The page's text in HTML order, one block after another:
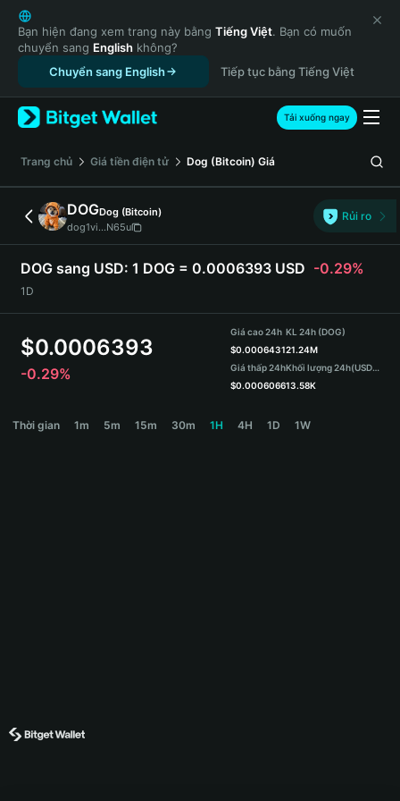
English
日本語
Tiếng Việt
Русский
Español (Latinoamérica)
Türkçe
Français
Deutsch
简体中文
繁體中文
Português (Portugal)
Bahasa Indonesia
ภาษาไทย
हिन्दी
Español
Português (Brasil)
Bạn hiện đang xem trang này bằng Tiếng Việt. Bạn có muốn
chuyển sang English không?
Chuyển sang English
Tiếp tục bằng Tiếng Việt
Tải xuống ngay
‌Trang chủ Giá tiền điện tử Dog (Bitcoin) Giá
DOGDog (Bitcoin)
dog1vi...N65u
Rủi ro
DOG sang USD: 1 DOG = 0.0006393 USD -0.29%
1D
$0.0006393
-0.29%
Giá cao 24h
$0.0006431
Giá thấp 24h
$0.0006066
KL 24h (DOG)
21.24M
Khối lượng 24h(USDT)
13.58K
Thời gian 1m 5m 15m 30m 1H 4H 1D 1W